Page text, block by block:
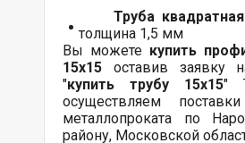
Труба
толщина 1,5 мм
Вы можете купить
15х15 оставив заявку
"купить трубу 15х15"
осуществляем поставки
металлопроката по
району, Московской